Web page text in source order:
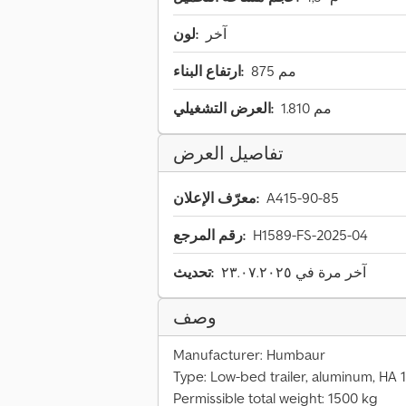
لون: آخر
ارتفاع البناء: 875 مم
العرض التشغيلي: 1.810 مم
تفاصيل العرض
معرّف الإعلان: A415-90-85
رقم المرجع: H1589-FS-2025-04
تحديث: آخر مرة في ٢٣.٠٧.٢٠٢٥
وصف
Manufacturer: Humbaur
Type: Low-bed trailer, aluminum, HA
Permissible total weight: 1500 kg